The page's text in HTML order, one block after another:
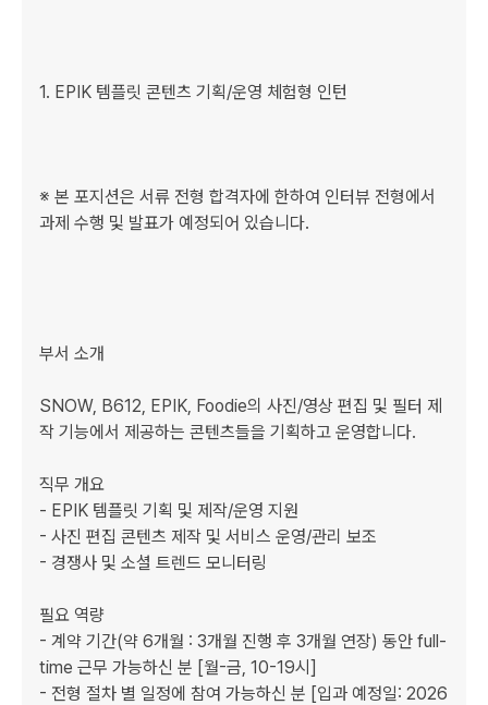
﻿﻿﻿1. EPIK 템플릿 콘텐츠 기획/운영 체험형 인턴
※ 본 포지션은 서류 전형 합격자에 한하여 인터뷰 전형에서
과제 수행 및 발표가 예정되어 있습니다.
부서 소개
SNOW, B612, EPIK, Foodie의 사진/영상 편집 및 필터 제
작 기능에서 제공하는 콘텐츠들을 기획하고 운영합니다.
직무 개요
- EPIK 템플릿 기획 및 제작/운영 지원
- 사진 편집 콘텐츠 제작 및 서비스 운영/관리 보조
- 경쟁사 및 소셜 트렌드 모니터링
필요 역량
- 계약 기간(약 6개월 : 3개월 진행 후 3개월 연장) 동안 full-
time 근무 가능하신 분 [월-금, 10-19시]
- 전형 절차 별 일정에 참여 가능하신 분 [입과 예정일: 2026